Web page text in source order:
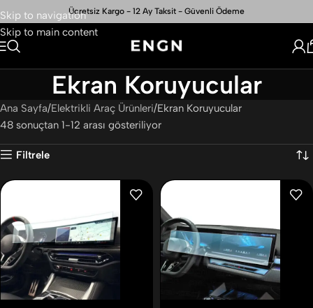
Skip to navigation
Skip to main content
Ücretsiz Kargo - 12 Ay Taksit - Güvenli Ödeme
Ekran Koruyucular
Ana Sayfa Elektrikli Araç Ürünleri Ekran Koruyucular
48 sonuçtan 1-12 arası gösteriliyor
Filtrele